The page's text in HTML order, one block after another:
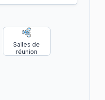
Salles de
réunion